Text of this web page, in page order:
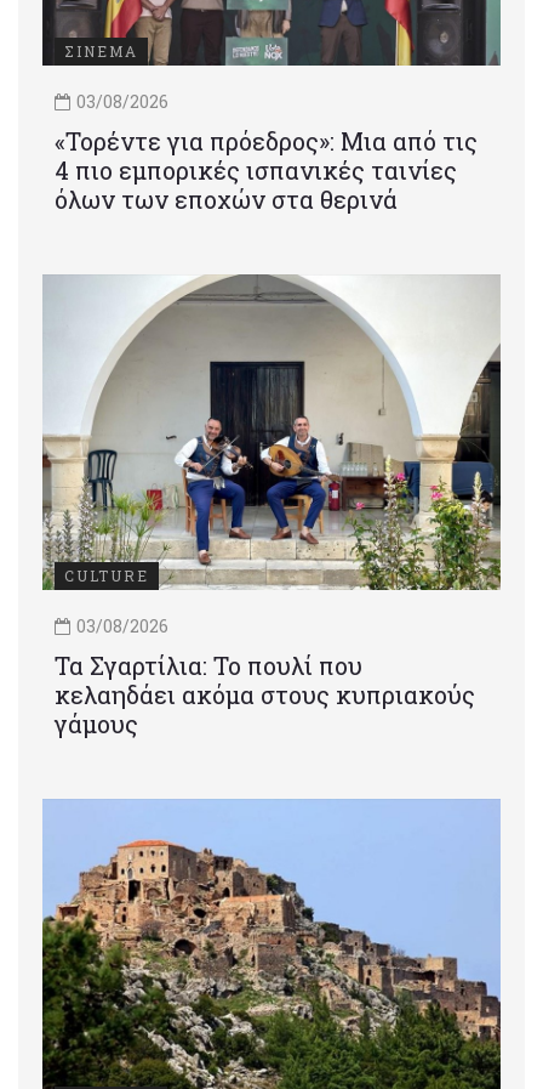
ΣΙΝΕΜΑ
03/08/2026
«Τορέντε για πρόεδρος»: Mια από τις
4 πιο εμπορικές ισπανικές ταινίες
όλων των εποχών στα θερινά
CULTURE
03/08/2026
Τα Σγαρτίλια: Το πουλί που
κελαηδάει ακόμα στους κυπριακούς
γάμους